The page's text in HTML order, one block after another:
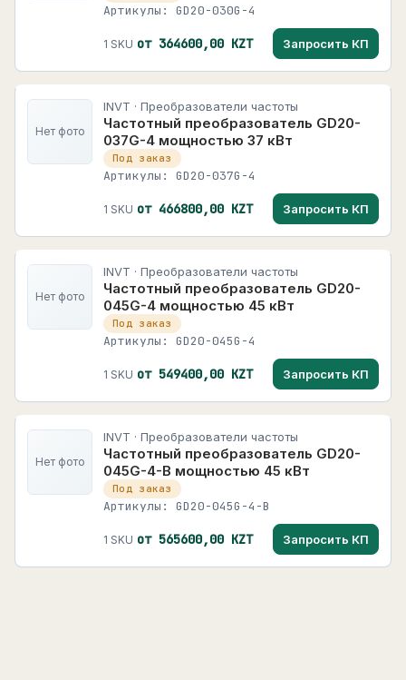
Артикулы: GD20-030G-4
1 SKU от 364600,00 KZT Запросить КП
Нет фото
INVT · Преобразователи частоты
Частотный преобразователь GD20-
037G-4 мощностью 37 кВт
Под заказ
Артикулы: GD20-037G-4
1 SKU от 466800,00 KZT Запросить КП
Нет фото
INVT · Преобразователи частоты
Частотный преобразователь GD20-
045G-4 мощностью 45 кВт
Под заказ
Артикулы: GD20-045G-4
1 SKU от 549400,00 KZT Запросить КП
Нет фото
INVT · Преобразователи частоты
Частотный преобразователь GD20-
045G-4-B мощностью 45 кВт
Под заказ
Артикулы: GD20-045G-4-B
1 SKU от 565600,00 KZT Запросить КП